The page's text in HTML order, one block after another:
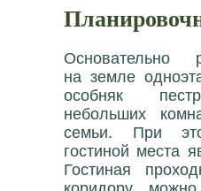
Основательно
на земле
особняк
небольших
семьи. При
гостиной места
Гостиная